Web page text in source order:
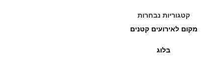
קטגוריות נבחרות
מקום לאירועים קטנים
בלוג